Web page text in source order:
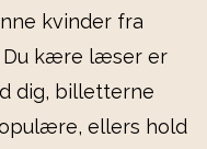
kvinder fra
Du kære læser er
dig, billetterne
ellers hold